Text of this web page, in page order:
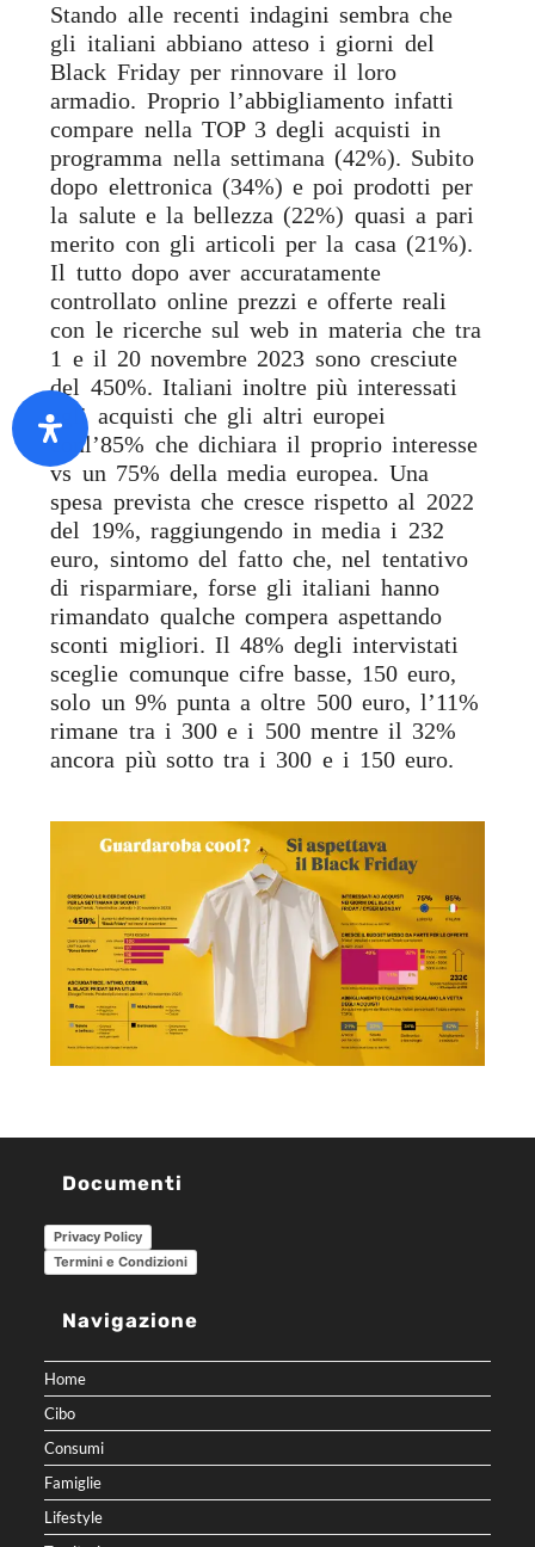
Stando alle recenti indagini sembra che
gli italiani abbiano atteso i giorni del
Black Friday per rinnovare il loro
armadio. Proprio l’abbigliamento infatti
compare nella TOP 3 degli acquisti in
programma nella settimana (42%). Subito
dopo elettronica (34%) e poi prodotti per
la salute e la bellezza (22%) quasi a pari
merito con gli articoli per la casa (21%).
Il tutto dopo aver accuratamente
controllato online prezzi e offerte reali
con le ricerche sul web in materia che tra
1 e il 20 novembre 2023 sono cresciute
del 450%. Italiani inoltre più interessati
agli acquisti che gli altri europei
conl’85% che dichiara il proprio interesse
vs un 75% della media europea. Una
spesa prevista che cresce rispetto al 2022
del 19%, raggiungendo in media i 232
euro, sintomo del fatto che, nel tentativo
di risparmiare, forse gli italiani hanno
rimandato qualche compera aspettando
sconti migliori. Il 48% degli intervistati
sceglie comunque cifre basse, 150 euro,
solo un 9% punta a oltre 500 euro, l’11%
rimane tra i 300 e i 500 mentre il 32%
ancora più sotto tra i 300 e i 150 euro.
Documenti
Privacy Policy
Termini e Condizioni
Navigazione
Home
Cibo
Consumi
Famiglie
Lifestyle